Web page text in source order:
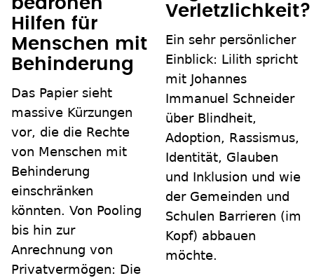
bedrohen
Hilfen für
Menschen mit
Behinderung
Das Papier sieht
massive Kürzungen
vor, die die Rechte
von Menschen mit
Behinderung
einschränken
könnten. Von Pooling
bis hin zur
Anrechnung von
Privatvermögen: Die
Verletzlichkeit?
Ein sehr persönlicher
Einblick: Lilith spricht
mit Johannes
Immanuel Schneider
über Blindheit,
Adoption, Rassismus,
Identität, Glauben
und Inklusion und wie
der Gemeinden und
Schulen Barrieren (im
Kopf) abbauen
möchte.